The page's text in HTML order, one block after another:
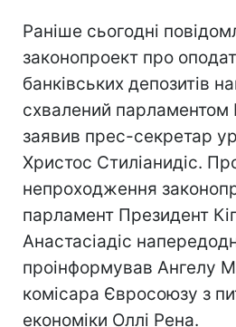
Раніше сьогодні
законопроект про
банківських депозитів
схвалений парламентом
заявив прес-секретар
Христос Стиліанидіс.
непроходження
парламент Президент
Анастасіадіс
проінформував Ангелу
комісара Євросоюзу з
економіки Оллі Рена.